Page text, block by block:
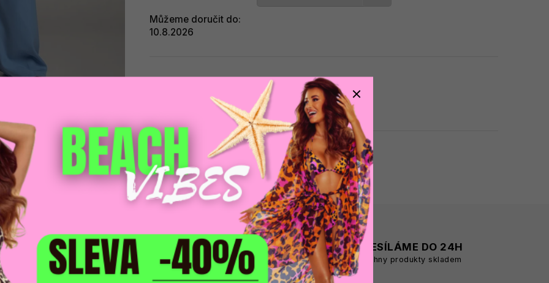
Můžeme doručit do:
10.8.2026
Přidat do košíku
Zeptat se
VÁM
produktů
DOPRAVA ZDARMA
na adresu nebo pobočku
Zásilkovny
ODESÍLÁME DO 24H
všechny produkty skladem